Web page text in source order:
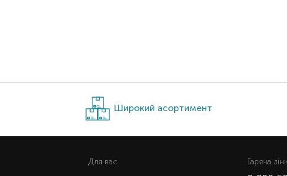
Широкий асортимент
Для вас
Гаряча